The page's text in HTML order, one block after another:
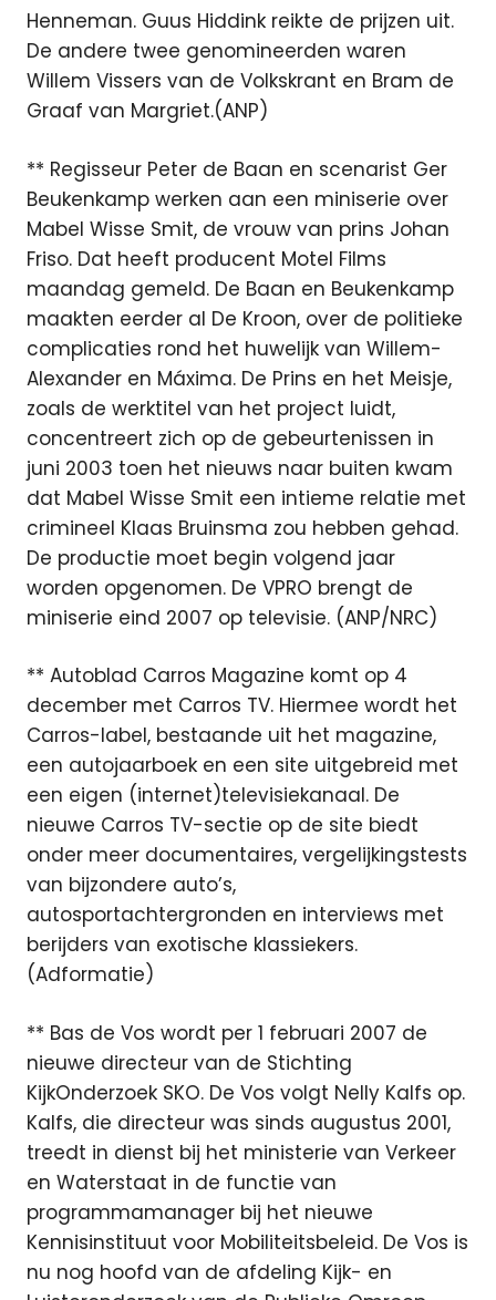
Henneman. Guus Hiddink reikte de prijzen uit.
De andere twee genomineerden waren
Willem Vissers van de Volkskrant en Bram de
Graaf van Margriet.(ANP)
** Regisseur Peter de Baan en scenarist Ger
Beukenkamp werken aan een miniserie over
Mabel Wisse Smit, de vrouw van prins Johan
Friso. Dat heeft producent Motel Films
maandag gemeld. De Baan en Beukenkamp
maakten eerder al De Kroon, over de politieke
complicaties rond het huwelijk van Willem-
Alexander en Máxima. De Prins en het Meisje,
zoals de werktitel van het project luidt,
concentreert zich op de gebeurtenissen in
juni 2003 toen het nieuws naar buiten kwam
dat Mabel Wisse Smit een intieme relatie met
crimineel Klaas Bruinsma zou hebben gehad.
De productie moet begin volgend jaar
worden opgenomen. De VPRO brengt de
miniserie eind 2007 op televisie. (ANP/NRC)
** Autoblad Carros Magazine komt op 4
december met Carros TV. Hiermee wordt het
Carros-label, bestaande uit het magazine,
een autojaarboek en een site uitgebreid met
een eigen (internet)televisiekanaal. De
nieuwe Carros TV-sectie op de site biedt
onder meer documentaires, vergelijkingstests
van bijzondere auto’s,
autosportachtergronden en interviews met
berijders van exotische klassiekers.
(Adformatie)
** Bas de Vos wordt per 1 februari 2007 de
nieuwe directeur van de Stichting
KijkOnderzoek SKO. De Vos volgt Nelly Kalfs op.
Kalfs, die directeur was sinds augustus 2001,
treedt in dienst bij het ministerie van Verkeer
en Waterstaat in de functie van
programmamanager bij het nieuwe
Kennisinstituut voor Mobiliteitsbeleid. De Vos is
nu nog hoofd van de afdeling Kijk- en